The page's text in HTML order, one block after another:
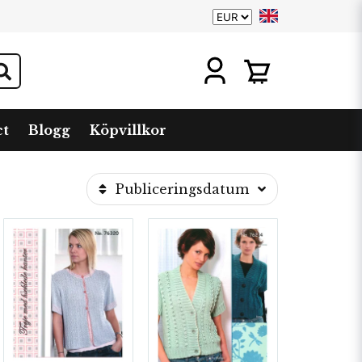
Blogg Köpvillkor
Publiceringsdatum